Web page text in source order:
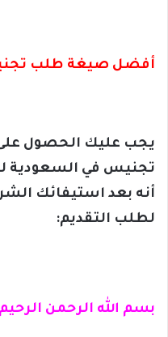
أفضل صيغة طلب
يجب عليك الحصول
تجنيس في السعودية
أنه بعد استيفائك
لطلب التقديم:
بسم الله الرحمن الرحيم